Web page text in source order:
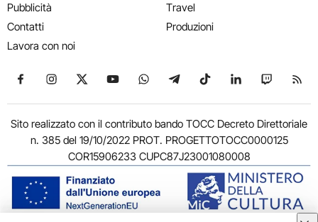
Pubblicità
Contatti
Lavora con noi
Travel
Produzioni
Seguici su Facebook
Seguici su Instagram
Seguici su X
Seguici su YouTube
Seguici su WhatsApp
Seguici su Telegram
Seguici su TikTok
Seguici su
Seguici
Sito realizzato con il contributo bando TOCC Decreto Direttoriale
n. 385 del 19/10/2022 PROT. PROGETTOTOCC0000125
COR15906233 CUPC87J23001080008